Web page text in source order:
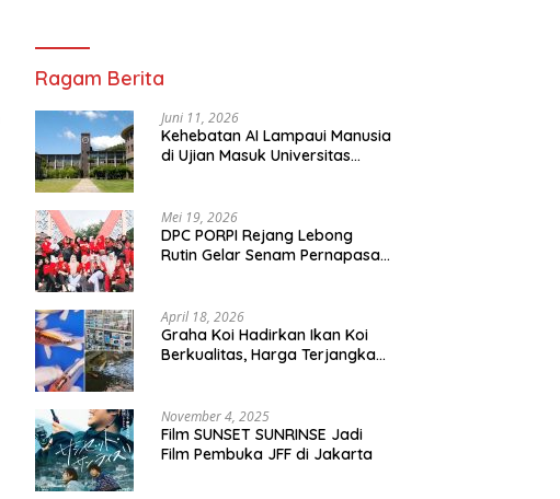
Ragam Berita
Juni 11, 2026
Kehebatan AI Lampaui Manusia
di Ujian Masuk Universitas
Mei 19, 2026
DPC PORPI Rejang Lebong
Rutin Gelar Senam Pernapasan
April 18, 2026
Graha Koi Hadirkan Ikan Koi
Berkualitas, Harga Terjangkau
November 4, 2025
Film SUNSET SUNRINSE Jadi
Film Pembuka JFF di Jakarta